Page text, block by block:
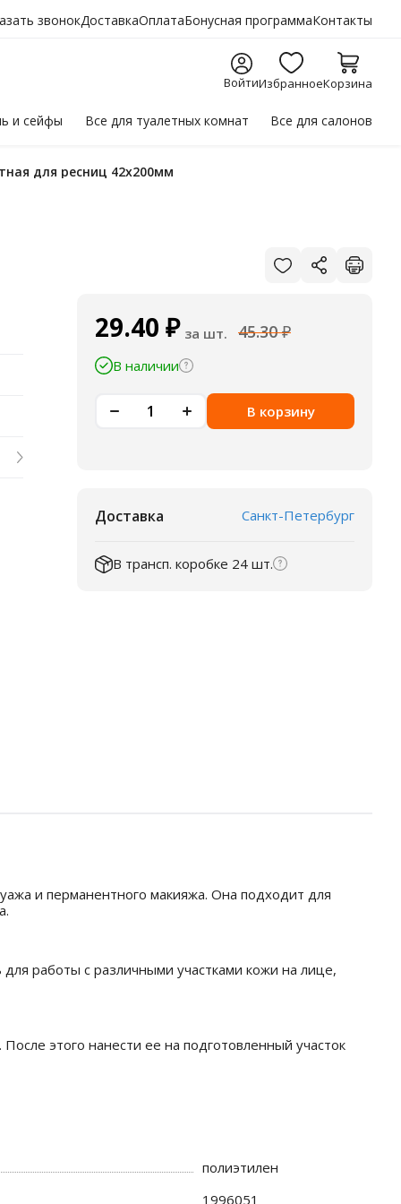
звонокДоставкаОплатаБонусная программаКонтакты
ВойтиИзбранноеКорзина
и сейфы Все для туалетных комнат Все для салонов
для ресниц 42х200мм
29.40 ₽ за шт. 45.30 ₽
В наличии
В корзину
Доставка Санкт-Петербург
В трансп. коробке 24 шт.
и перманентного макияжа. Она подходит для
работы с различными участками кожи на лице,
этого нанести ее на подготовленный участок
полиэтилен
1996051